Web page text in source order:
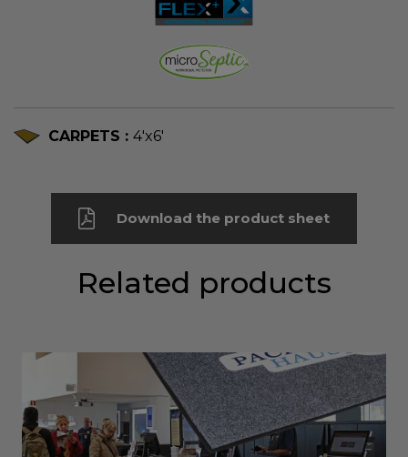
CARPETS : 4'x6'
Download the product sheet
Related products